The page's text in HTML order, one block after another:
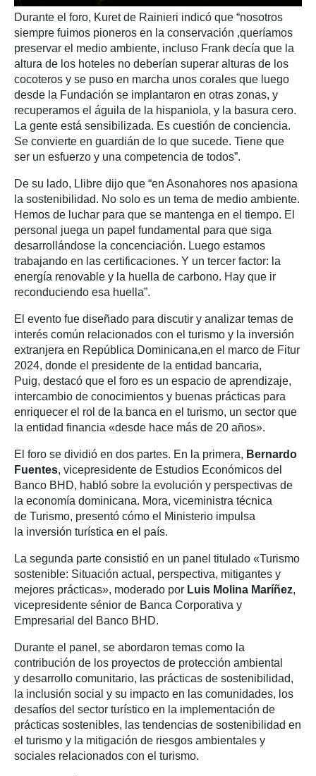
Durante el foro, Kuret de Rainieri indicó que “nosotros
siempre fuimos pioneros en la conservación ,queríamos
preservar el medio ambiente, incluso Frank decía que la
altura de los hoteles no deberían superar alturas de los
cocoteros y se puso en marcha unos corales que luego
desde la Fundación se implantaron en otras zonas, y
recuperamos el águila de la hispaniola, y la basura cero.
La gente está sensibilizada. Es cuestión de conciencia.
Se convierte en guardián de lo que sucede. Tiene que
ser un esfuerzo y una competencia de todos”.
De su lado, Llibre dijo que “en Asonahores nos apasiona
la sostenibilidad. No solo es un tema de medio ambiente.
Hemos de luchar para que se mantenga en el tiempo. El
personal juega un papel fundamental para que siga
desarrollándose la concenciación. Luego estamos
trabajando en las certificaciones. Y un tercer factor: la
energía renovable y la huella de carbono. Hay que ir
reconduciendo esa huella”.
El evento fue diseñado para discutir y analizar temas de
interés común relacionados con el turismo y la inversión
extranjera en República Dominicana,en el marco de Fitur
2024, donde el presidente de la entidad bancaria,
Puig, destacó que el foro es un espacio de aprendizaje,
intercambio de conocimientos y buenas prácticas para
enriquecer el rol de la banca en el turismo, un sector que
la entidad financia «desde hace más de 20 años».
El foro se dividió en dos partes. En la primera, Bernardo
Fuentes, vicepresidente de Estudios Económicos del
Banco BHD, habló sobre la evolución y perspectivas de
la economía dominicana. Mora, viceministra técnica
de Turismo, presentó cómo el Ministerio impulsa
la inversión turística en el país.
La segunda parte consistió en un panel titulado «Turismo
sostenible: Situación actual, perspectiva, mitigantes y
mejores prácticas», moderado por Luis Molina Maríñez,
vicepresidente sénior de Banca Corporativa y
Empresarial del Banco BHD.
Durante el panel, se abordaron temas como la
contribución de los proyectos de protección ambiental
y desarrollo comunitario, las prácticas de sostenibilidad,
la inclusión social y su impacto en las comunidades, los
desafíos del sector turístico en la implementación de
prácticas sostenibles, las tendencias de sostenibilidad en
el turismo y la mitigación de riesgos ambientales y
sociales relacionados con el turismo.